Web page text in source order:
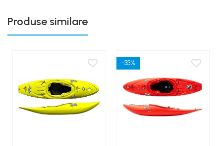
Produse similare
-33%